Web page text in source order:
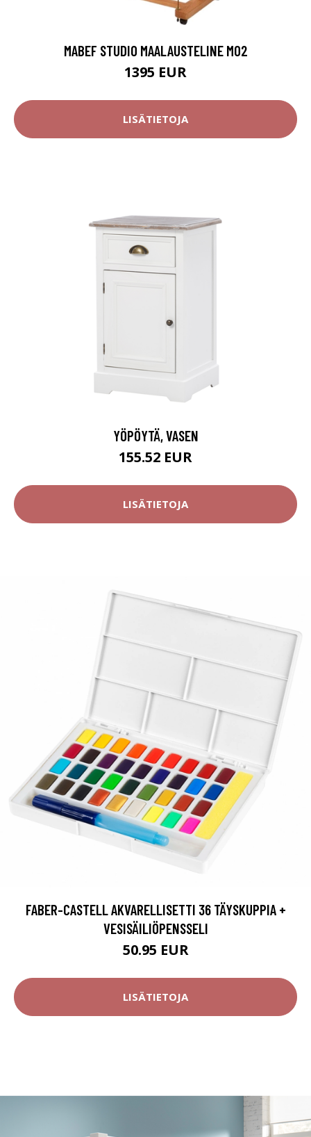
MABEF STUDIO MAALAUSTELINE M02
1395 EUR
LISÄTIETOJA
YÖPÖYTÄ, VASEN
155.52 EUR
LISÄTIETOJA
FABER-CASTELL AKVARELLISETTI 36 TÄYSKUPPIA +
VESISÄILIÖPENSSELI
50.95 EUR
LISÄTIETOJA